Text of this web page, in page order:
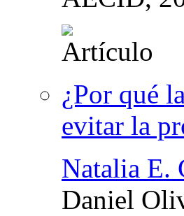
¿Por qué
evitar la
Natalia E.
Daniel